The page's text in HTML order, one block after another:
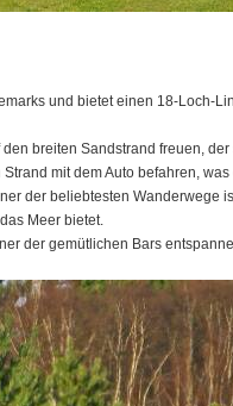
und bietet einen 18-Loch-
breiten Sandstrand freuen,
mit dem Auto befahren,
der beliebtesten Wanderwege
Meer bietet.
der gemütlichen Bars